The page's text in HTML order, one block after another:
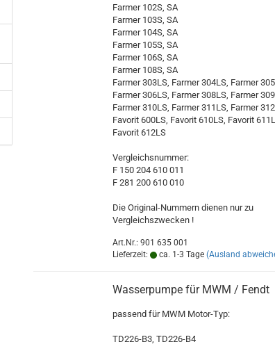
Farmer 102S, SA
Farmer 103S, SA
Farmer 104S, SA
Farmer 105S, SA
Farmer 106S, SA
Farmer 108S, SA
Farmer 303LS, Farmer 304LS, Farmer
Farmer 306LS, Farmer 308LS, Farmer
Farmer 310LS, Farmer 311LS, Farmer
Favorit 600LS, Favorit 610LS, Favorit
Favorit 612LS
Vergleichsnummer:
F 150 204 610 011
F 281 200 610 010
Die Original-Nummern dienen nur zu
Vergleichszwecken !
Art.Nr.: 901 635 001
Lieferzeit:
ca. 1-3 Tage (Ausland
Wasserpumpe für MWM / Fendt
passend für MWM Motor-Typ:
TD226-B3, TD226-B4